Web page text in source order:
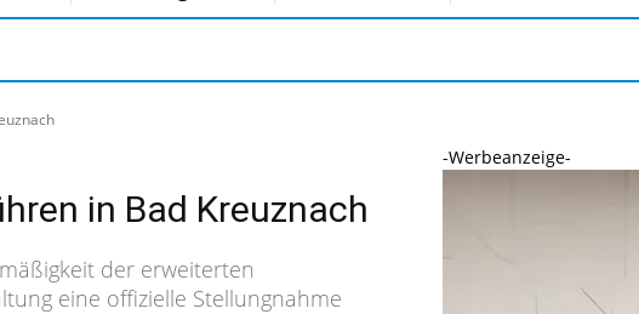
in Bad Kreuznach
der erweiterten
eine offizielle Stellungnahme
-Werbeanzeige-